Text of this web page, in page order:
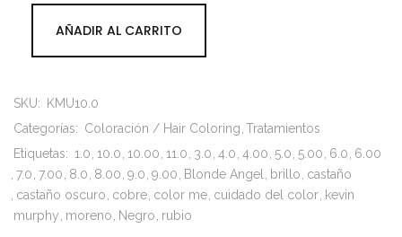
AÑADIR AL CARRITO
SKU:
KMU10.0
Categorías: Coloración / Hair Coloring Tratamientos
Etiquetas: 1.0 10.0 10.00 11.0 3.0 4.0 4.00 5.0 5.00 6.0 6.00
7.0 7.00 8.0 8.00 9.0 9.00 Blonde Angel brillo castaño
castaño oscuro cobre color me cuidado del color kevin
murphy moreno Negro rubio